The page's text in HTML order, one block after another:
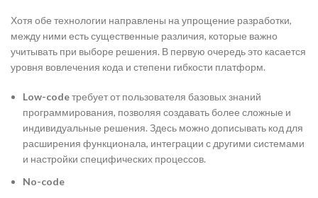
Хотя обе технологии направлены на упрощение разработки,
между ними есть существенные различия, которые важно
учитывать при выборе решения. В первую очередь это касается
уровня вовлечения кода и степени гибкости платформ.
Low-codeтребует от пользователя базовых знаний
программирования, позволяя создавать более сложные и
индивидуальные решения. Здесь можно дописывать код для
расширения функционала, интеграции с другими системами
и настройки специфических процессов.
No-code